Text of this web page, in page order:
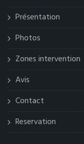
Présentation
Photos
Zones intervention
Avis
Contact
Reservation